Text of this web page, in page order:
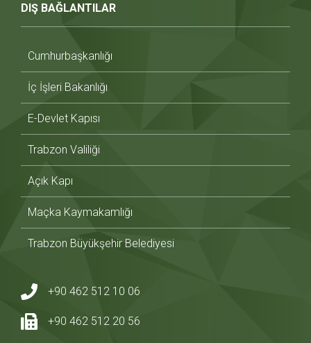
DIŞ BAĞLANTILAR
Cumhurbaşkanlığı
İç İşleri Bakanlığı
E-Devlet Kapısı
Trabzon Valiliği
Açık Kapı
Maçka Kaymakamlığı
Trabzon Büyükşehir Belediyesi
+90 462 512 10 06
+90 462 512 20 56